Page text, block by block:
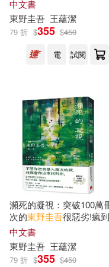
桐野夏生、東野圭
霜月加代子(1)
（日）東野圭吾著
上海譯文出版社
人民文學出版社
慕客館(14)
文藝春秋(12)
北京十月文藝出版
講談社(11)
湖南文藝出版社
配送方式 (可複選)
可海外宅配(458)
可港澳店取(453)
可新加坡店取(453)
可菲律賓店取
中文書
東野圭吾 王蘊潔
79 折 $355 $450
電
試閱
瀕死的凝視：突破100萬
次的東野圭吾很惡劣!瘋
的情慾與驚悚!
中文書
東野圭吾 王蘊潔
79 折 $355 $450